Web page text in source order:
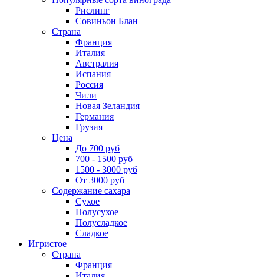
Рислинг
Совиньон Блан
Страна
Франция
Италия
Австралия
Испания
Россия
Чили
Новая Зеландия
Германия
Грузия
Цена
До 700 руб
700 - 1500 руб
1500 - 3000 руб
От 3000 руб
Содержание сахара
Сухое
Полусухое
Полусладкое
Сладкое
Игристое
Страна
Франция